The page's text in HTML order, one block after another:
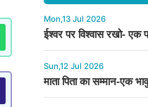
Mon,13 Jul 2026
ईश्वर पर विश्वास रखो- एक
Sun,12 Jul 2026
माता पिता का सम्मान-एक